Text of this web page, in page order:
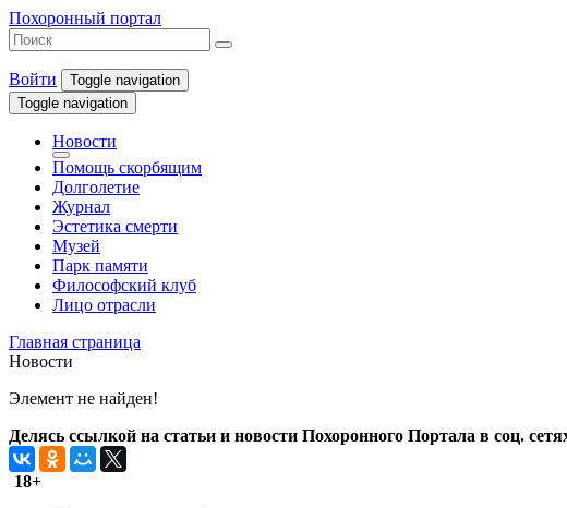
Похоронный портал
Войти
Toggle navigation
Toggle navigation
Новости
Помощь скорбящим
Долголетие
Журнал
Эстетика смерти
Музей
Парк памяти
Философский клуб
Лицо отрасли
Главная страница
Новости
Элемент не найден!
Делясь ссылкой на статьи и новости Похоронного Портала в соц.
18+